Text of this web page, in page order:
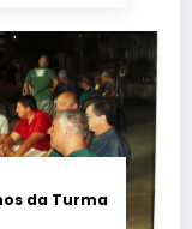
da Turma